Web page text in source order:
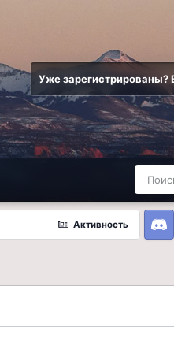
Уже зарегистрированы?
Активность